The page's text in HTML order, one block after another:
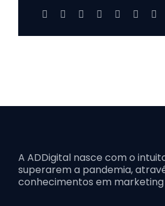
Facebook Reddit LinkedInWhatsApp
A ADDigital nasce com o
superarem a pandemia,
conhecimentos em marketing